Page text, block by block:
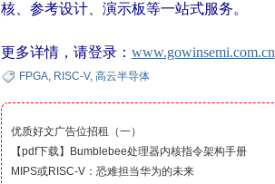
核、参考设计、演示板等一站式服务。
更多详情，请登录： www.gowinsemi.com.cn
FPGA, RISC-V, 高云半导体
优质好文广告位招租（一）
【pdf下载】Bumblebee处理器内核指令架构手册
MIPS或RISC-V：恐难担当华为的未来